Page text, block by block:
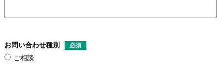
お問い合わせ種別 必須
ご相談